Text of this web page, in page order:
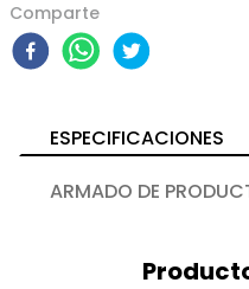
Comparte
ESPECIFICACIONES
ARMADO DE